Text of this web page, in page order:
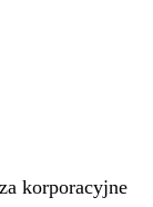
korporacyjne